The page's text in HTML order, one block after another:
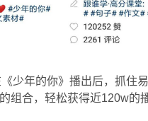
少年的你》播出后，抓住
组合，轻松获得近120w的